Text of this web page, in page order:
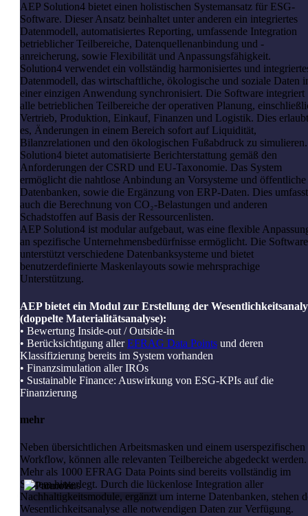
AEP Solution4 bietet einen holistischen Systemansatz für ESG-
Software. Dieser Ansatz beinhaltet unter anderen ein integriertes
Datenmodell, automatisiertes Reporting, umfassende Integration
betrieblicher Teilbereiche, Datenquellenanbindung und -
anreicherung, sowie Flexibilität und Anpassungsfähigkeit.
Solution4 verwendet ein vollständig harmonisiertes und
Datenmodell, das wirtschaftliche, ökologische und soziale Daten
einer einzigen Anwendung synchronisiert. Die Software integriert
alle betrieblichen Teilbereiche der operativen Planung,
Vertrieb, Produktion, Einkauf, Finanzen und Logistik. Dies erlaubt
es, Änderungen in einem Bereich sofort auf Liquidität,
Bilanzrelationen und den ökologischen Fußabdruck zu simulieren.
Solution4 bietet automatisierte Berichterstattung gemäß den
Anforderungen der CSRD und EU-Taxonomie. Das System
ermöglicht die nahtlose Anbindung an Vorsysteme und öffentliche
Datenbanken, sowie die Ergänzung von ERP-Daten. Dies umfasst
auch die Berechnung von CO₂-Belastungen und anderen
Schadstoffen auf Basis der Ressourcenlisten.
AEP Solution4 ist modular aufgebaut, was eine flexible
an spezifische Unternehmensbedürfnisse ermöglicht. Die Software
unterstützt verschiedene Datenbanksysteme und bietet
benutzerdefinierte Maskenlayouts sowie mehrsprachige
Unterstützung.
AEP bietet ein Modul zur Erstellung der
(doppelte Materialitätsanalyse):
• Bewertung Inside-out / Outside-in
• Berücksichtigung allerEFRAG Data Points und deren
Klassifizierung bereits im System vorhanden
• Finanzsimulation aller IROs
• Sustainable Finance: Auswirkung von ESG-KPIs auf die
Finanzierung
mehr
Neben übersichtlichen Arbeitsmasken und einem userspezifischen
Workflow, können alle relevanten Teilbereiche abgedeckt werden.
Mehr als 1000 EFRAG Data Points sind bereits vollständig im
System hinterlegt. Durch die lückenlose Integration aller
Nachhaltigkeitsmodule, ergänzt um interne Datenbanken, stehen
Wesentlichkeitsanalyse alle notwendigen Daten zur Verfügung.